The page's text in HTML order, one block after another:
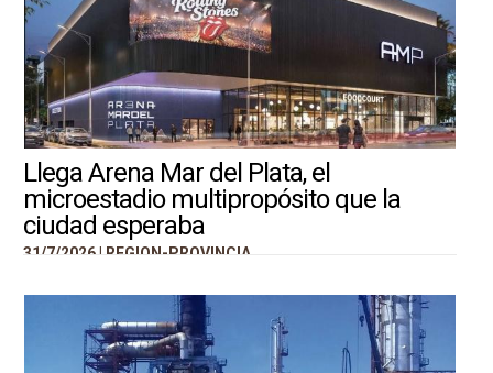
Llega Arena Mar del Plata, el
microestadio multipropósito que la
ciudad esperaba
31/7/2026 | REGION-PROVINCIA